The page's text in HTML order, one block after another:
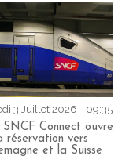
3 Juillet 2026 - 09:35
SNCF Connect ouvre
réservation vers
et la Suisse